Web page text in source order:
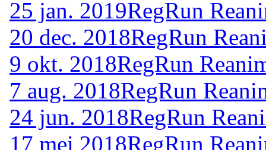
25 jan. 2019RegRun
20 dec. 2018RegRun
9 okt. 2018RegRun
7 aug. 2018RegRun
24 jun. 2018RegRun
17 mei 2018RegRun